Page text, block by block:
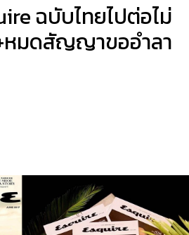
ฉบับไทยไปต่อไม่
หมดสัญญาขออำลา